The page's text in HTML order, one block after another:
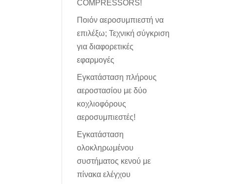
COMPRESSORS!
Ποιόν αεροσυμπιεστή να
επιλέξω; Τεχνική σύγκριση
για διαφορετικές
εφαρμογές
Εγκατάσταση πλήρους
αεροστασίου με δύο
κοχλιοφόρους
αεροσυμπιεστές!
Εγκατάσταση
ολοκληρωμένου
συστήματος κενού με
πίνακα ελέγχου